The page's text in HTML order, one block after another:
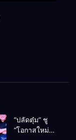
“ปลัดตุ๋ม” ชู
“โอกาสใหม่”